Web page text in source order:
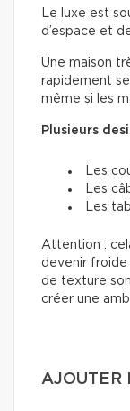
Le luxe est
d’espace et
Une maison
rapidement
même si les
Plusieurs
Les
Les
Les
Attention :
devenir froide
de texture
créer une
AJOUTER